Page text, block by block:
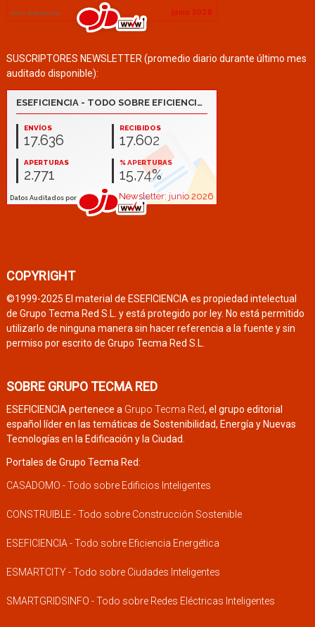
SUSCRIPTORES NEWSLETTER (promedio diario durante último mes
auditado disponible):
COPYRIGHT
©1999-2025 El material de ESEFICIENCIA es propiedad intelectual
de Grupo Tecma Red S.L. y está protegido por ley. No está permitido
utilizarlo de ninguna manera sin hacer referencia a la fuente y sin
permiso por escrito de Grupo Tecma Red S.L.
SOBRE GRUPO TECMA RED
ESEFICIENCIA pertenece a Grupo Tecma Red, el grupo editorial
español líder en las temáticas de Sostenibilidad, Energía y Nuevas
Tecnologías en la Edificación y la Ciudad.
Portales de Grupo Tecma Red:
CASADOMO - Todo sobre Edificios Inteligentes
CONSTRUIBLE - Todo sobre Construcción Sostenible
ESEFICIENCIA - Todo sobre Eficiencia Energética
ESMARTCITY - Todo sobre Ciudades Inteligentes
SMARTGRIDSINFO - Todo sobre Redes Eléctricas Inteligentes